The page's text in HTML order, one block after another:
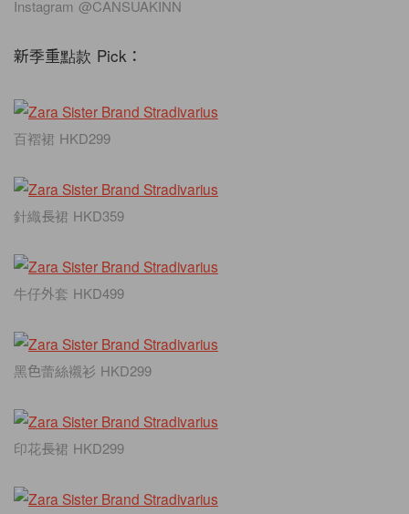
Instagram @CANSUAKINN
新季重點款 Pick：
百褶裙 HKD299
針織長裙 HKD359
牛仔外套 HKD499
黑色蕾絲襯衫 HKD299
印花長裙 HKD299